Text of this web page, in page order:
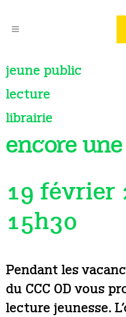
jeune public
lecture
librairie
encore
19 février
15h30
Pendant les
du CCC OD vous
lecture jeunesse.